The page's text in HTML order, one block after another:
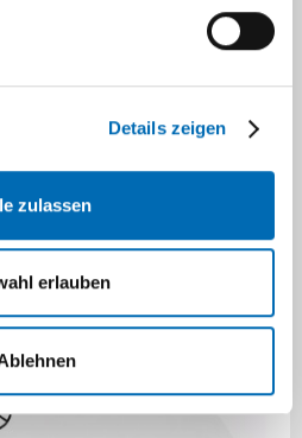
Details zeigen
zulassen
erlauben